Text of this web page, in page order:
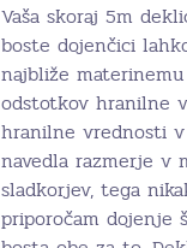
Vaša skoraj 5m
boste dojenčici
najbliže
odstotkov hranilne
hranilne vrednosti v
navedla razmerje v
sladkorjev, tega
priporočam dojenje